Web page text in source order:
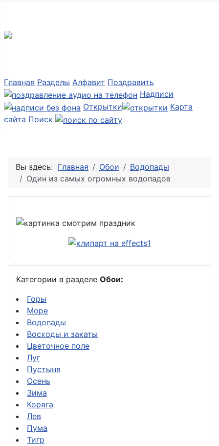
Главная Разделы Алфавит Поздравить
Надписи
Открытки
Карта
сайта Поиск
Вы здесь: Главная Обои
Водопады
Один из самых огромных водопадов
Категории в разделе Обои:
Горы
Море
Водопады
Восходы и закаты
Цветочное поле
Луг
Пустыня
Осень
Зима
Коряга
Лев
Пума
Тигр